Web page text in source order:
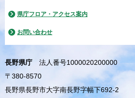
県庁フロア・アクセス案内
お問い合わせ
長野県庁
法人番号1000020200000
〒380-8570
長野県長野市大字南長野字幅下692-2